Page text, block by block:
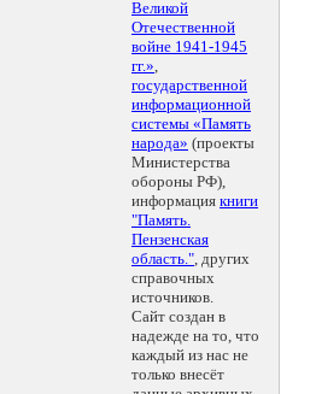
Великой
Отечественной
войне 1941-1945
гг.»,
государственной
информационной
системы «Память
народа» (проекты
Министерства
обороны РФ),
информация книги
"Память.
Пензенская
область.", других
справочных
источников.
Сайт создан в
надежде на то, что
каждый из нас не
только внесёт